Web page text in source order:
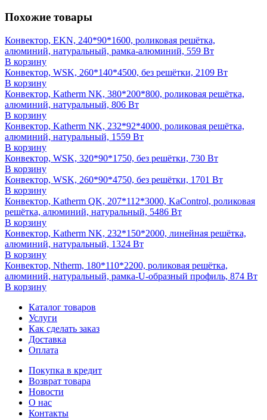
Похожие товары
Конвектор, EKN, 240*90*1600, роликовая решётка,
алюминий, натуральный, рамка-алюминий, 559 Вт
В корзину
Конвектор, WSK, 260*140*4500, без решётки, 2109 Вт
В корзину
Конвектор, Katherm NK, 380*200*800, роликовая решётка,
алюминий, натуральный, 806 Вт
В корзину
Конвектор, Katherm NK, 232*92*4000, роликовая решётка,
алюминий, натуральный, 1559 Вт
В корзину
Конвектор, WSK, 320*90*1750, без решётки, 730 Вт
В корзину
Конвектор, WSK, 260*90*4750, без решётки, 1701 Вт
В корзину
Конвектор, Katherm QK, 207*112*3000, KaControl, роликовая
решётка, алюминий, натуральный, 5486 Вт
В корзину
Конвектор, Katherm NK, 232*150*2000, линейная решётка,
алюминий, натуральный, 1324 Вт
В корзину
Конвектор, Ntherm, 180*110*2200, роликовая решётка,
алюминий, натуральный, рамка-U-образный профиль, 874 Вт
В корзину
Каталог товаров
Услуги
Как сделать заказ
Доставка
Оплата
Покупка в кредит
Возврат товара
Новости
О нас
Контакты